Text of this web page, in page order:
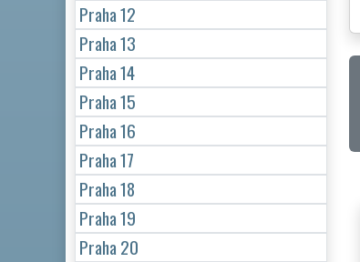
Praha 12
Praha 13
Praha 14
Praha 15
Praha 16
Praha 17
Praha 18
Praha 19
Praha 20